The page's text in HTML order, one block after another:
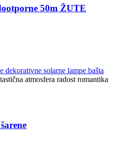
50m ŽUTE